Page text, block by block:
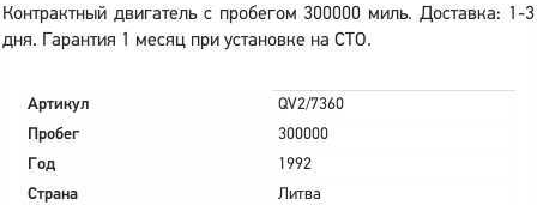
Контрактный двигатель с пробегом 300000 миль. Доставка: 1-3
дня. Гарантия 1 месяц при установке на СТО.
Артикул
QV2/7360
Пробег
300000
Год
1992
Страна
Литва